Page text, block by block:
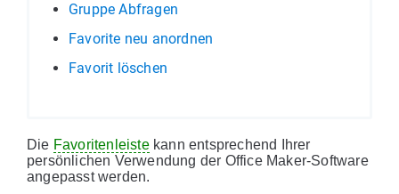
Gruppe Abfragen
Favorite neu anordnen
Favorit löschen
Die Favoritenleistekann entsprechend Ihrer
persönlichen Verwendung der Office Maker-Software
angepasst werden.